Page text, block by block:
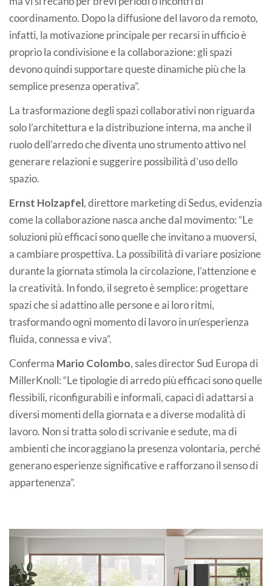
coordinamento. Dopo la diffusione del lavoro da remoto,
infatti, la motivazione principale per recarsi in ufficio è
proprio la condivisione e la collaborazione: gli spazi
devono quindi supportare queste dinamiche più che la
semplice presenza operativa”.
La trasformazione degli spazi collaborativi non riguarda
solo l’architettura e la distribuzione interna, ma anche il
ruolo dell’arredo che diventa uno strumento attivo nel
generare relazioni e suggerire possibilità d’uso dello
spazio.
Ernst Holzapfel, direttore marketing di Sedus, evidenzia
come la collaborazione nasca anche dal movimento: “Le
soluzioni più efficaci sono quelle che invitano a muoversi,
a cambiare prospettiva. La possibilità di variare posizione
durante la giornata stimola la circolazione, l’attenzione e
la creatività. In fondo, il segreto è semplice: progettare
spazi che si adattino alle persone e ai loro ritmi,
trasformando ogni momento di lavoro in un’esperienza
fluida, connessa e viva”.
Conferma Mario Colombo, sales director Sud Europa di
MillerKnoll: “Le tipologie di arredo più efficaci sono quelle
flessibili, riconfigurabili e informali, capaci di adattarsi a
diversi momenti della giornata e a diverse modalità di
lavoro. Non si tratta solo di scrivanie e sedute, ma di
ambienti che incoraggiano la presenza volontaria, perché
generano esperienze significative e rafforzano il senso di
appartenenza”.